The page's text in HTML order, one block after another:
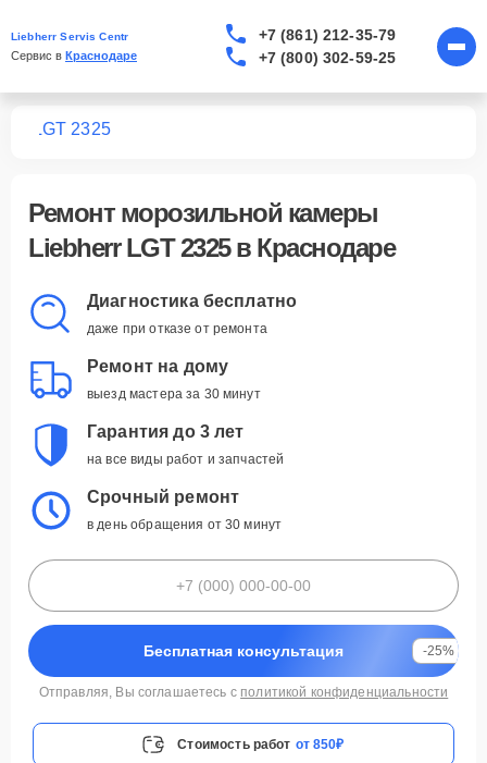
Liebherr Servis Centr
Сервис в Краснодаре
+7 (861) 212-35-79
+7 (800) 302-59-25
LGT 2325
Ремонт морозильной камеры
Liebherr LGT 2325в Краснодаре
Диагностика бесплатно
даже при отказе от ремонта
Ремонт на дому
выезд мастера за 30 минут
Гарантия до 3 лет
на все виды работ и запчастей
Срочный ремонт
в день обращения от 30 минут
Бесплатная консультация -25%
Отправляя, Вы соглашаетесь с политикой конфиденциальности
Стоимость работ от 850₽